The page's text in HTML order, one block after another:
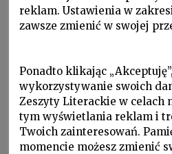
Wydarzenia
Mariusz Szczygieł
reklam. Ustawienia w
zawsze zmienić w swojej
Ponadto klikając
wykorzystywanie swoich
Zeszyty Literackie w celach
tym wyświetlania reklam i
Twoich zainteresowań.
momencie możesz zmienić